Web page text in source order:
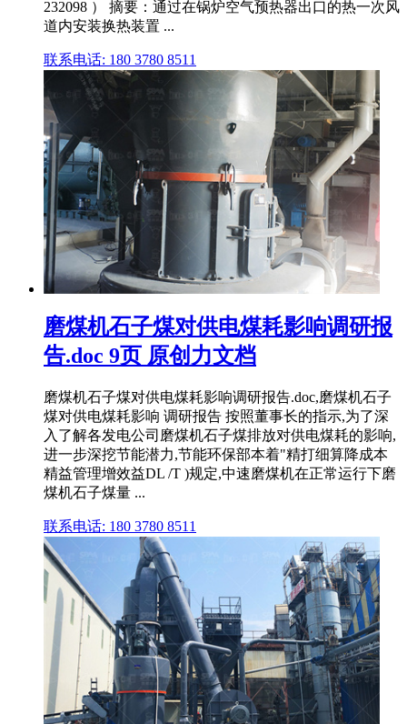
232098 ） 摘要：通过在锅炉空气预热器出口的热一次风
道内安装换热装置 ...
联系电话: 180 3780 8511
磨煤机石子煤对供电煤耗影响调研报
告.doc 9页 原创力文档
磨煤机石子煤对供电煤耗影响调研报告.doc,磨煤机石子
煤对供电煤耗影响 调研报告 按照董事长的指示,为了深
入了解各发电公司磨煤机石子煤排放对供电煤耗的影响,
进一步深挖节能潜力,节能环保部本着"精打细算降成本
精益管理增效益DL /T )规定,中速磨煤机在正常运行下磨
煤机石子煤量 ...
联系电话: 180 3780 8511